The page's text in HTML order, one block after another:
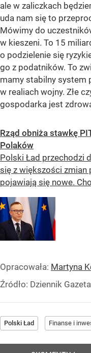
ale w zaliczkach
uda nam się to
Mówimy do
w kieszeni. To 15
o podzielenie się
go z podatników. To
mamy stabilny system
w realiach wojny. Złe
gospodarka jest
Rząd obniża stawkę
Polaków
Polski Ład przechodzi
się z większości zmian
pojawiają się nowe.
Opracowała: Martyna
Źródło: Dziennik
Polski Ład Finanse i